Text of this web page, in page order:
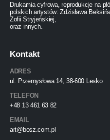
Drukarnia cyfrowa, reprodukcje na
polskich artystów: Zdzisława
Zofii Stryjeńskiej,
oraz innych.
Kontakt
ADRES
ul. Przemysłowa 14, 38-600 Lesko
TELEFON
+48 13 461 63 82
EMAIL
art@bosz.com.pl